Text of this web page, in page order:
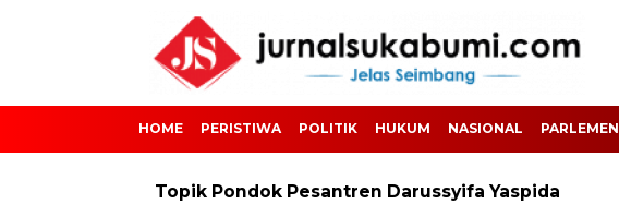
HOME PERISTIWA POLITIK HUKUM NASIONAL PARLEMEN
Topik Pondok Pesantren Darussyifa Yaspida